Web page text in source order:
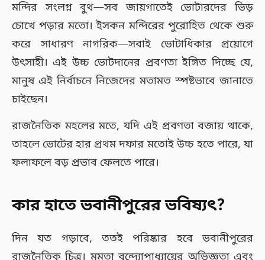
মন্দির সংলগ্ন বুথ—সব জায়গাতেই ভোটারদের ভিড়
চোখে পড়ার মতো। ইসকন মন্দিরের পুরোহিত থেকে শুরু
করে সাধারণ নাগরিক—সবাই ভোটাধিকার প্রয়োগে
উৎসাহী। এই উচ্চ ভোটদানের প্রবণতা ইঙ্গিত দিচ্ছে যে,
মানুষ এই নির্বাচনে নিজেদের মতামত স্পষ্টভাবে জানাতে
চাইছেন।
রাজনৈতিক মহলের মতে, যদি এই প্রবণতা বজায় থাকে,
তাহলে ভোটের হার প্রথম দফার মতোই উচ্চ হতে পারে, যা
ফলাফলে বড় প্রভাব ফেলতে পারে।
কার হাতে ভবানীপুরের ভবিষ্যৎ?
দিন যত গড়াবে, ততই পরিষ্কার হবে ভবানীপুরের
রাজনৈতিক চিত্র। মমতা বন্দ্যোপাধ্যায়ের অভিজ্ঞতা এবং